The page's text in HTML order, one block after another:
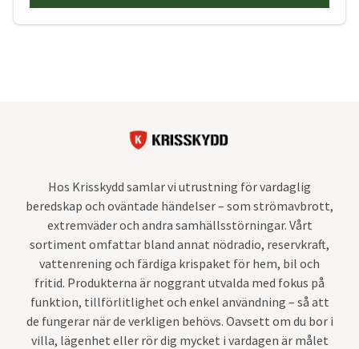
Hos Krisskydd samlar vi utrustning för vardaglig
beredskap och oväntade händelser – som strömavbrott,
extremväder och andra samhällsstörningar. Vårt
sortiment omfattar bland annat nödradio, reservkraft,
vattenrening och färdiga krispaket för hem, bil och
fritid. Produkterna är noggrant utvalda med fokus på
funktion, tillförlitlighet och enkel användning – så att
de fungerar när de verkligen behövs. Oavsett om du bor i
villa, lägenhet eller rör dig mycket i vardagen är målet